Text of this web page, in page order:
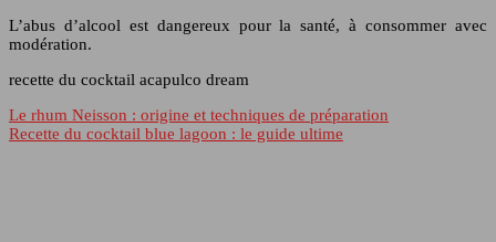
L’abus d’alcool est dangereux pour la santé, à consommer avec
modération.
recette du cocktail acapulco dream
Le rhum Neisson : origine et techniques de préparation
Recette du cocktail blue lagoon : le guide ultime